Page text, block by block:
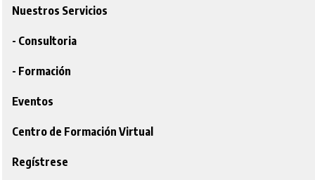
Nuestros Servicios
- Consultoria
- Formación
Eventos
Centro de Formación Virtual
Regístrese